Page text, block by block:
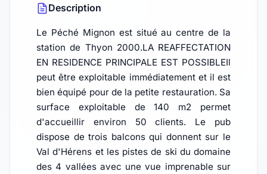
Description
Le Péché Mignon est situé au centre de la
station de Thyon 2000.LA REAFFECTATION
EN RESIDENCE PRINCIPALE EST POSSIBLEIl
peut être exploitable immédiatement et il est
bien équipé pour de la petite restauration. Sa
surface exploitable de 140 m2 permet
d'accueillir environ 50 clients. Le pub
dispose de trois balcons qui donnent sur le
Val d'Hérens et les pistes de ski du domaine
des 4 vallées avec une vue imprenable sur